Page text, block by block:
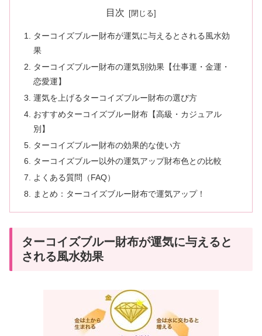
目次
ターコイズブルー財布が運気に与えるとされる風水効
果
ターコイズブルー財布の運気別効果【仕事運・金運・
恋愛運】
運気を上げるターコイズブルー財布の選び方
おすすめターコイズブルー財布【高級・カジュアル
別】
ターコイズブルー財布の効果的な使い方
ターコイズブルー以外の運気アップ財布色との比較
よくある質問（FAQ）
まとめ：ターコイズブルー財布で運気アップ！
ターコイズブルー財布が運気に与えると
される風水効果